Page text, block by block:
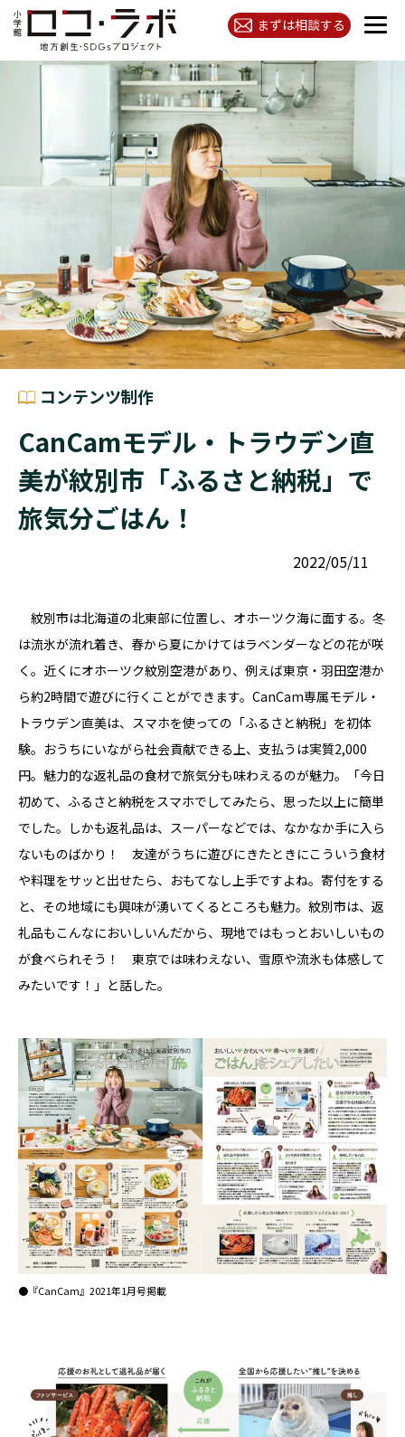
まずは相談する
コンテンツ制作
CanCamモデル・トラウデン直
美が紋別市「ふるさと納税」で
旅気分ごはん！
2022/05/11
紋別市は北海道の北東部に位置し、オホーツク海に面する。冬
は流氷が流れ着き、春から夏にかけてはラベンダーなどの花が咲
く。近くにオホーツク紋別空港があり、例えば東京・羽田空港か
ら約2時間で遊びに行くことができます。CanCam専属モデル・
トラウデン直美は、スマホを使っての「ふるさと納税」を初体
験。おうちにいながら社会貢献できる上、支払うは実質2,000
円。魅力的な返礼品の食材で旅気分も味わえるのが魅力。「今日
初めて、ふるさと納税をスマホでしてみたら、思った以上に簡単
でした。しかも返礼品は、スーパーなどでは、なかなか手に入ら
ないものばかり！ 友達がうちに遊びにきたときにこういう食材
や料理をサッと出せたら、おもてなし上手ですよね。寄付をする
と、その地域にも興味が湧いてくるところも魅力。紋別市は、返
礼品もこんなにおいしいんだから、現地ではもっとおいしいもの
が食べられそう！ 東京では味わえない、雪原や流氷も体感して
みたいです！」と話した。
●『CanCam』2021年1月号掲載